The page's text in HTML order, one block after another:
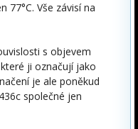
77°C. Vše závisí na
s objevem
ji označují jako
je ale poněkud
společné jen